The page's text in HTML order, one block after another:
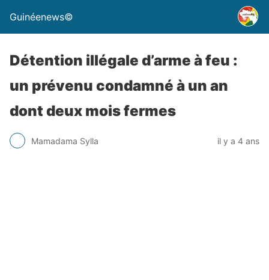
Guinéenews©
Détention illégale d’arme à feu :
un prévenu condamné à un an
dont deux mois fermes
Mamadama Sylla il y a 4 ans